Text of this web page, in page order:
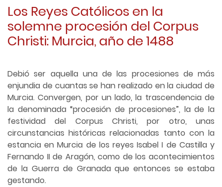
Los Reyes Católicos en la
solemne procesión del Corpus
Christi: Murcia, año de 1488
Debió ser aquella una de las procesiones de más
enjundia de cuantas se han realizado en la ciudad de
Murcia. Convergen, por un lado, la trascendencia de
la denominada “procesión de procesiones”, la de la
festividad del Corpus Christi, por otro, unas
circunstancias históricas relacionadas tanto con la
estancia en Murcia de los reyes Isabel I de Castilla y
Fernando II de Aragón, como de los acontecimientos
de la Guerra de Granada que entonces se estaba
gestando.